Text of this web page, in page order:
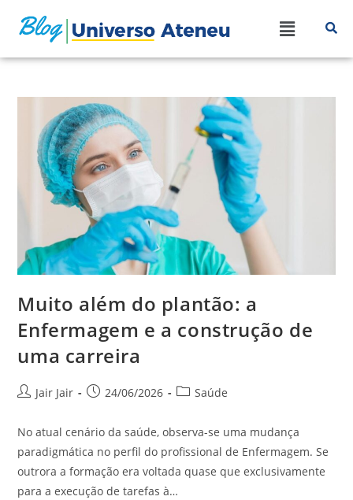
Muito além do plantão: a
Enfermagem e a construção de
uma carreira
Jair Jair 24/06/2026 Saúde
No atual cenário da saúde, observa-se uma mudança
paradigmática no perfil do profissional de Enfermagem. Se
outrora a formação era voltada quase que exclusivamente
para a execução de tarefas à…